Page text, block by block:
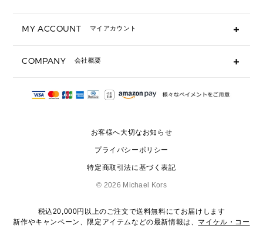
定期ケース・カードケース・名刺入れ
サンダル
スニーカー
▶ ウェア
ギフト用にラッピングができますか？
ショッピングバッグを購入商品分送ってもらえますか？
注文後に完了メールが受信できないのですが？
サイズ交換はできますか？
MY ACCOUNT マイアカウント
COMPANY 会社概要
会社概要
お客様へ大切なお知らせ
プライバシーポリシー
特定商取引法に基づく表記
© 2026 Michael Kors
税込20,000円以上のご注文で送料無料にてお届けします
新作やキャンペーン、限定アイテムなどの最新情報は、 マイケル・コー